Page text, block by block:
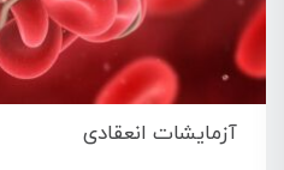
آزمایشات انعقادی